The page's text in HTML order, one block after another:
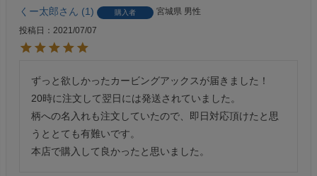
くー太郎 1 購入者 宮城県 男性
投稿日
2021/07/07
ずっと欲しかったカービングアックスが届きました！
20時に注文して翌日には発送されていました。
柄への名入れも注文していたので、即日対応頂けたと思
うととても有難いです。
本店で購入して良かったと思いました。